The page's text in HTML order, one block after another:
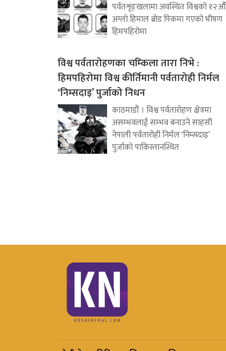
पर्वतशृङ्खलामा अवस्थित विश्वको १२औँ
अग्लो हिमाल ब्रोड पिकमा गएको भीषण
हिमपहिरोमा
विश्व पर्वतारोहणका चम्किला तारा निभे :
हिमपहिरोमा विश्व कीर्तिमानी पर्वतारोही निर्मल
‘निम्सदाइ’ पुर्जाको निधन
काठमाडौं । विश्व पर्वतारोहण क्षेत्रमा
असम्भवलाई सम्भव बनाउने साहसी
नेपाली पर्वतारोही निर्मल ‘निम्सदाइ’
पुर्जाको पाकिस्तानस्थित